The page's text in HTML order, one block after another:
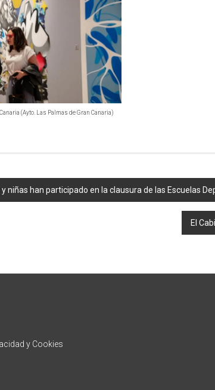
(Ayto. Las Palmas de Gran Canaria)
y niñas han participado en la clausura de las Escuelas
El
y Cookies